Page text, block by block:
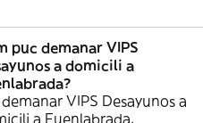
puc demanar VIPS
a domicili a
VIPS Desayunos a
a Fuenlabrada,